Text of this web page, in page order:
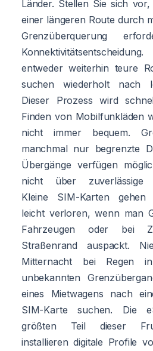
Länder. Stellen Sie sich
einer längeren Route durch
Grenzüberquerung
entweder weiterhin teure
suchen wiederholt nach
Dieser Prozess wird
Finden von Mobilfunkläden
nicht immer bequem.
manchmal nur begrenzte
Übergänge verfügen
nicht über zuverlässige
Kleine SIM-Karten gehen
leicht verloren, wenn man
Fahrzeugen oder bei
Straßenrand auspackt.
Mitternacht bei Regen
unbekannten
eines Mietwagens nach
SIM-Karte suchen. Die
größten Teil dieser
installieren digitale Profile